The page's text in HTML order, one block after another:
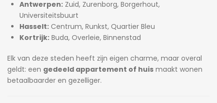
Antwerpen: Zuid, Zurenborg, Borgerhout,
Universiteitsbuurt
Hasselt: Centrum, Runkst, Quartier Bleu
Kortrijk: Buda, Overleie, Binnenstad
Elk van deze steden heeft zijn eigen charme, maar overal
geldt: een gedeeld appartement of huis maakt wonen
betaalbaarder en gezelliger.